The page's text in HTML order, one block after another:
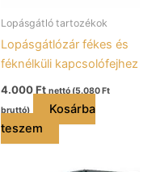
Lopásgátló tartozékok
Lopásgátlózár fékes és
féknélküli kapcsolófejhez
4.000Ft nettó (5.080Ft
bruttó)
Kosárba
teszem